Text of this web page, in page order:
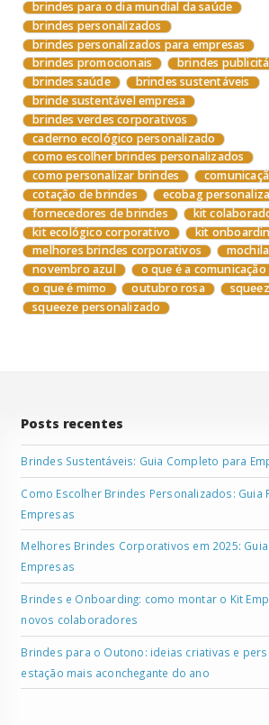
brindes para o dia mundial da saúde
brindes personalizados
brindes personalizados para empresas
brindes promocionais
brindes
brindes saúde
brindes sustentáveis
brinde sustentável empresa
brindes verdes corporativos
caderno ecológico personalizado
como escolher brindes personalizados
como personalizar brindes
cotação de brindes
ecobag
fornecedores de brindes
kit
kit ecológico corporativo
kit
melhores brindes corporativos
novembro azul
o que é a
o que é mimo
outubro rosa
squeeze personalizado
Posts recentes
Brindes Sustentáveis: Guia Completo para
Como Escolher Brindes Personalizados: Guia
Empresas
Melhores Brindes Corporativos em 2025:
Empresas
Brindes e Onboarding: como montar o Kit
novos colaboradores
Brindes para o Outono: ideias criativas e
estação mais aconchegante do ano